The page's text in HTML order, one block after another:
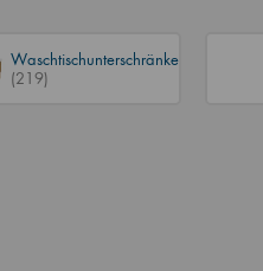
Waschtischunterschränke
(219)